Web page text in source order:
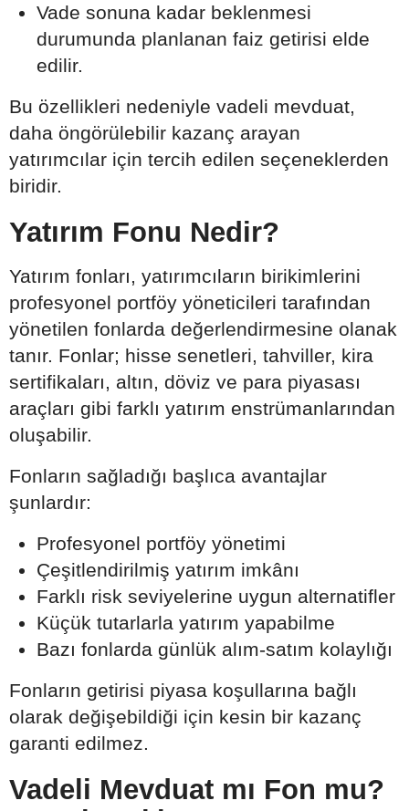
Vade sonuna kadar beklenmesi
durumunda planlanan faiz getirisi elde
edilir.
Bu özellikleri nedeniyle vadeli mevduat,
daha öngörülebilir kazanç arayan
yatırımcılar için tercih edilen seçeneklerden
biridir.
Yatırım Fonu Nedir?
Yatırım fonları, yatırımcıların birikimlerini
profesyonel portföy yöneticileri tarafından
yönetilen fonlarda değerlendirmesine olanak
tanır. Fonlar; hisse senetleri, tahviller, kira
sertifikaları, altın, döviz ve para piyasası
araçları gibi farklı yatırım enstrümanlarından
oluşabilir.
Fonların sağladığı başlıca avantajlar
şunlardır:
Profesyonel portföy yönetimi
Çeşitlendirilmiş yatırım imkânı
Farklı risk seviyelerine uygun alternatifler
Küçük tutarlarla yatırım yapabilme
Bazı fonlarda günlük alım-satım kolaylığı
Fonların getirisi piyasa koşullarına bağlı
olarak değişebildiği için kesin bir kazanç
garanti edilmez.
Vadeli Mevduat mı Fon mu?